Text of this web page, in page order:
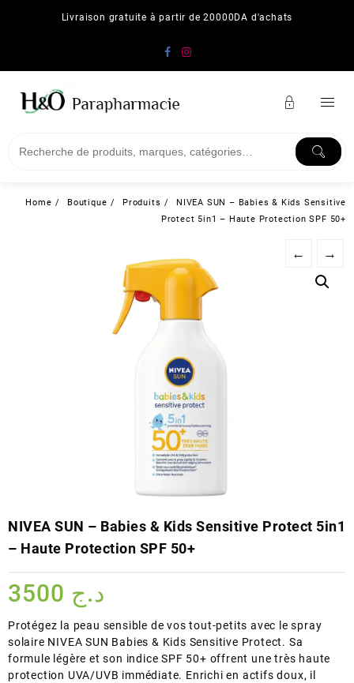
Livraison gratuite à partir de 20000DA d'achats
Home Boutique Produits
NIVEA SUN – Babies & Kids Sensitive
Protect 5in1 – Haute Protection SPF 50+
← →
NIVEA SUN – Babies & Kids Sensitive Protect 5in1
– Haute Protection SPF 50+
د.ج
Protégez la peau sensible de vos tout-petits avec le spray
solaire NIVEA SUN Babies & Kids Sensitive Protect. Sa
formule légère et son indice SPF 50+ offrent une très haute
protection UVA/UVB immédiate. Enrichi en actifs doux, il